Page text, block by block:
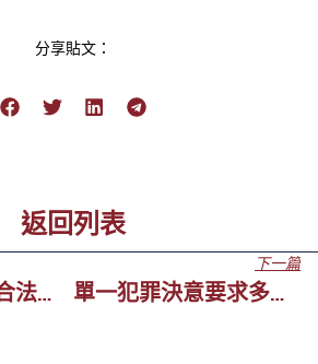
分享貼文：
返回列表
“控制下交付”為合法的證據調查方法
下一篇
單一犯罪決意要求多個行為存在時間上的關聯性